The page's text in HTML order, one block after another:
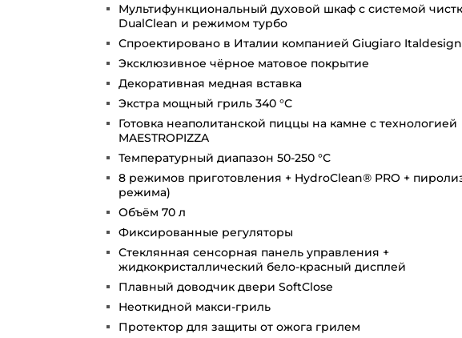
Мультифункциональный духовой шкаф с системой
DualClean и режимом турбо
Спроектировано в Италии компанией Giugiaro Italdesign
Эксклюзивное чёрное матовое покрытие
Декоративная медная вставка
Экстра мощный гриль 340 °С
Готовка неаполитанской пиццы на камне с технологией
MAESTROPIZZA
Температурный диапазон 50-250 °С
8 режимов приготовления + HydroClean® PRO +
режима)
Объём 70 л
Фиксированные регуляторы
Стеклянная сенсорная панель управления +
жидкокристаллический бело-красный дисплей
Плавный доводчик двери SoftClose
Неоткидной макси-гриль
Протектор для защиты от ожога грилем